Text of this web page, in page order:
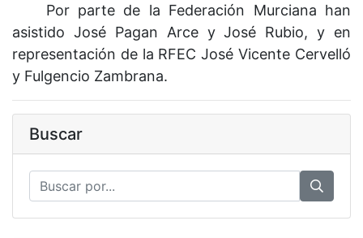
Por parte de la Federación Murciana han
asistido José Pagan Arce y José Rubio, y en
representación de la RFEC José Vicente Cervelló
y Fulgencio Zambrana.
Buscar